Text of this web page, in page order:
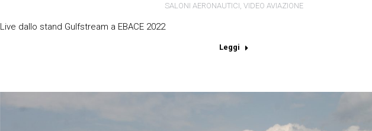
SALONI AERONAUTICI, VIDEO AVIAZIONE
Live dallo stand Gulfstream a EBACE 2022
Leggi